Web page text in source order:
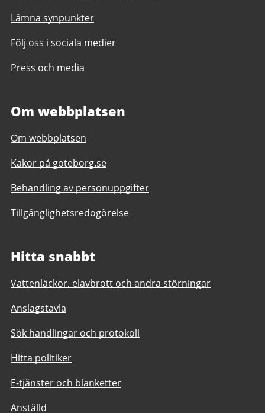
Lämna synpunkter
Följ oss i sociala medier
Press och media
Om webbplatsen
Om webbplatsen
Kakor på goteborg.se
Behandling av personuppgifter
Tillgänglighetsredogörelse
Hitta snabbt
Vattenläckor, elavbrott och andra störningar
Anslagstavla
Sök handlingar och protokoll
Hitta politiker
E-tjänster och blanketter
Anställd